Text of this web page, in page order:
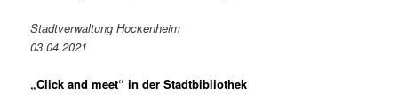
Stadtverwaltung Hockenheim
03.04.2021
„Click and meet“ in der Stadtbibliothek